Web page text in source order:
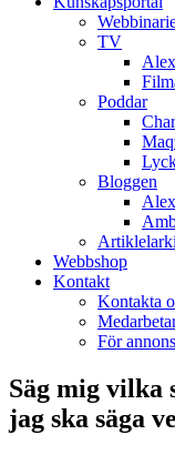
TV
Poddar
Bloggen
Webbshop
Kontakt
Kontakta
För
Säg mig vilka
jag ska säga